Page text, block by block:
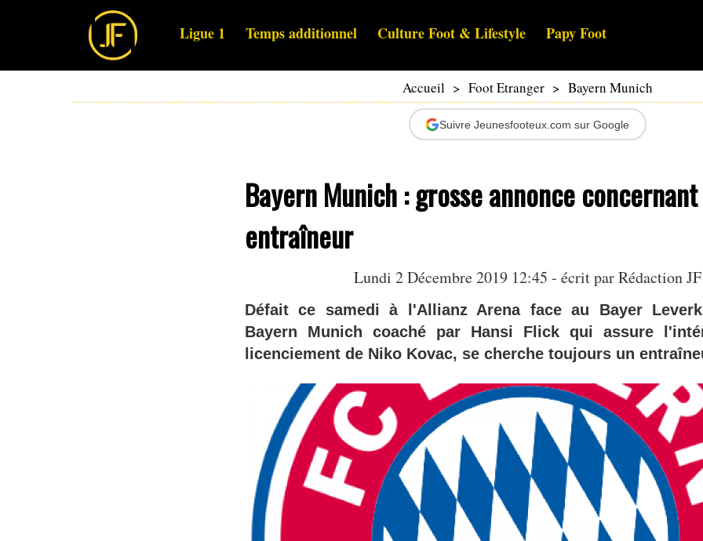
Ligue 1 Temps additionnel Culture Foot & Lifestyle Papy Foot
Accueil > Foot Etranger > Bayern Munich
Suivre Jeunesfooteux.com sur Google
Bayern Munich : grosse annonce
entraîneur
Lundi 2 Décembre 2019 12:45 - écrit par Rédaction JF
Défait ce samedi à l'Allianz Arena face au Bayer
Bayern Munich coaché par Hansi Flick qui assure
licenciement de Niko Kovac, se cherche toujours un